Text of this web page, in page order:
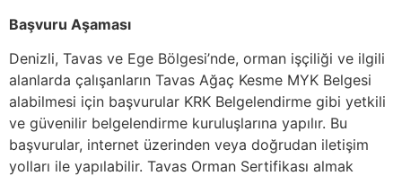
Başvuru Aşaması
Denizli, Tavas ve Ege Bölgesi’nde, orman işçiliği ve ilgili
alanlarda çalışanların Tavas Ağaç Kesme MYK Belgesi
alabilmesi için başvurular KRK Belgelendirme gibi yetkili
ve güvenilir belgelendirme kuruluşlarına yapılır. Bu
başvurular, internet üzerinden veya doğrudan iletişim
yolları ile yapılabilir. Tavas Orman Sertifikası almak